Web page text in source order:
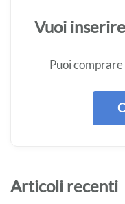
Vuoi
Puoi
Articoli recenti